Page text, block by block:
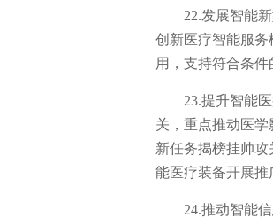
22.发展智能
创新医疗智能服
用，支持符合条
23.提升智能
关，重点推动医
新任务揭榜挂帅
能医疗装备开展推
24.推动智能